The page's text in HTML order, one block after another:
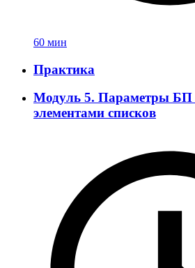
60 мин
Практика
Модуль 5. Параметры БП
элементами списков